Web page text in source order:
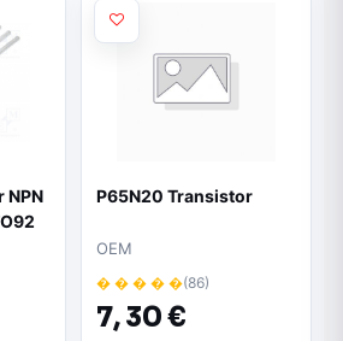
NPN
P65N20 Transistor
OEM
� � � � �(86)
7,30 €